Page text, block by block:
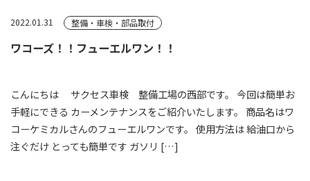
2022.01.31 整備・車検・部品取付
ワコーズ！！フューエルワン！！
こんにちは サクセス車検 整備工場の西部です。 今回は簡単お
手軽にできる カーメンテナンスをご紹介いたします。 商品名はワ
コーケミカルさんのフューエルワンです。 使用方法は 給油口から
注ぐだけ とっても簡単です ガソリ […]